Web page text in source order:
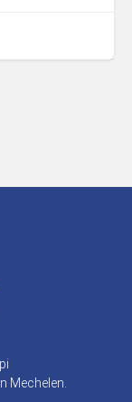
Mechelen.